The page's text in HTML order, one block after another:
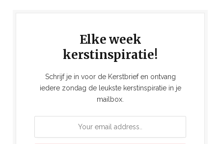
Elke week
kerstinspiratie!
Schrijf je in voor de Kerstbrief en ontvang
iedere zondag de leukste kerstinspiratie in je
mailbox.